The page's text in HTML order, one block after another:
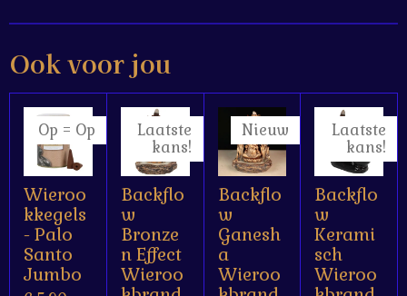
Ook voor jou
Op = Op
Wieroo
kkegels
- Palo
Santo
Jumbo
Laatste
kans!
Backflo
w
Bronze
n Effect
Wieroo
Nieuw
Backflo
w
Ganesh
a
Wieroo
Laatste
kans!
Backflo
w
Kerami
sch
Wieroo